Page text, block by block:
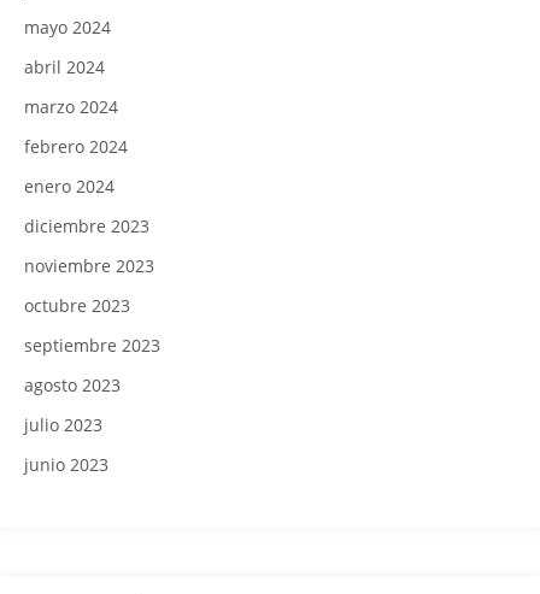
mayo 2024
abril 2024
marzo 2024
febrero 2024
enero 2024
diciembre 2023
noviembre 2023
octubre 2023
septiembre 2023
agosto 2023
julio 2023
junio 2023